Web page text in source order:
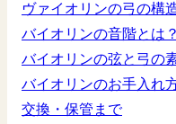
ヴァイオリンの弓の構
バイオリンの音階とは
バイオリンの弦と弓の
バイオリンのお手入れ
交換・保管まで